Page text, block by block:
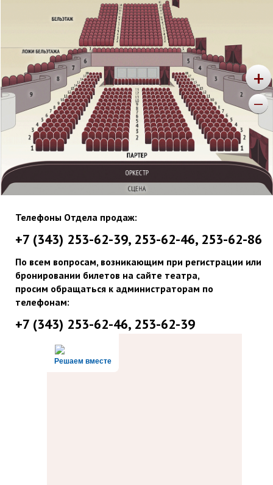
+
—
Телефоны Отдела продаж:
+7 (343) 253-62-39, 253-62-46, 253-62-86
По всем вопросам, возникающим при регистрации или
бронировании билетов на сайте театра,
просим обращаться к администраторам по
телефонам:
+7 (343) 253-62-46, 253-62-39
Решаем вместе